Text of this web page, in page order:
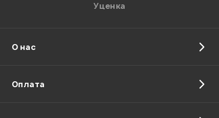
Уценка
О нас
Оплата